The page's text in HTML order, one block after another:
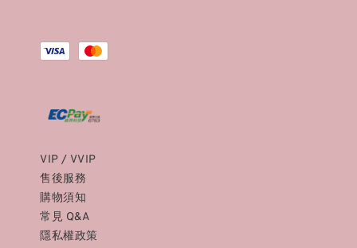
VIP / VVIP
售後服務
購物須知
常見 Q&A
隱私權政策